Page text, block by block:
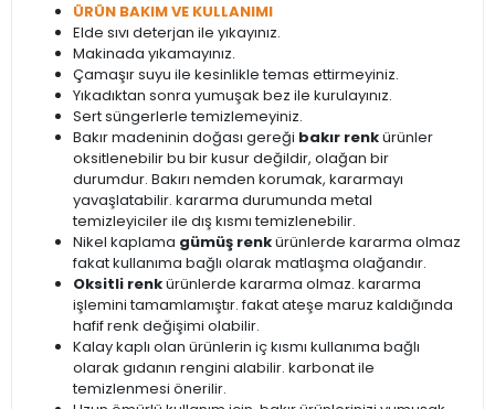
ÜRÜN BAKIM VE KULLANIMI
Elde sıvı deterjan ile yıkayınız.
Makinada yıkamayınız.
Çamaşır suyu ile kesinlikle temas ettirmeyiniz.
Yıkadıktan sonra yumuşak bez ile kurulayınız.
Sert süngerlerle temizlemeyiniz.
Bakır madeninin doğası gereği bakır renkürünler
oksitlenebilir bu bir kusur değildir, olağan bir
durumdur. Bakırı nemden korumak, kararmayı
yavaşlatabilir. kararma durumunda metal
temizleyiciler ile dış kısmı temizlenebilir.
Nikel kaplama gümüş renkürünlerde kararma olmaz
fakat kullanıma bağlı olarak matlaşma olağandır.
Oksitli renkürünlerde kararma olmaz. kararma
işlemini tamamlamıştır. fakat ateşe maruz kaldığında
hafif renk değişimi olabilir.
Kalay kaplı olan ürünlerin iç kısmı kullanıma bağlı
olarak gıdanın rengini alabilir. karbonat ile
temizlenmesi önerilir.